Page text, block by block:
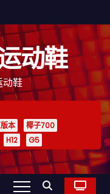
动鞋
动鞋
本
椰子700
H12 G5